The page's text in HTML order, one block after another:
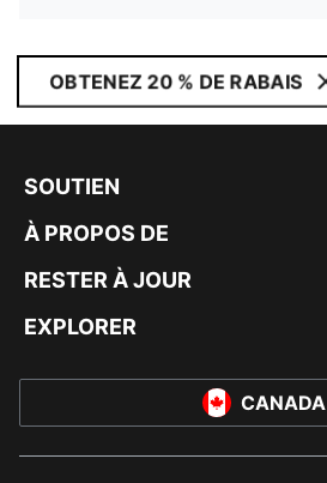
OBTENEZ 20 % DE RABAIS
SOUTIEN
À PROPOS DE
RESTER À JOUR
EXPLORER
CANADA